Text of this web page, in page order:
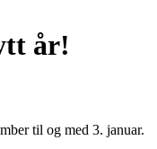
år!
til og med 3. januar.